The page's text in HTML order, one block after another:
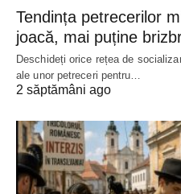
Tendința petrecerilor
joacă, mai puține
Deschideți orice rețea de
ale unor petreceri pentru…
2 săptămâni ago